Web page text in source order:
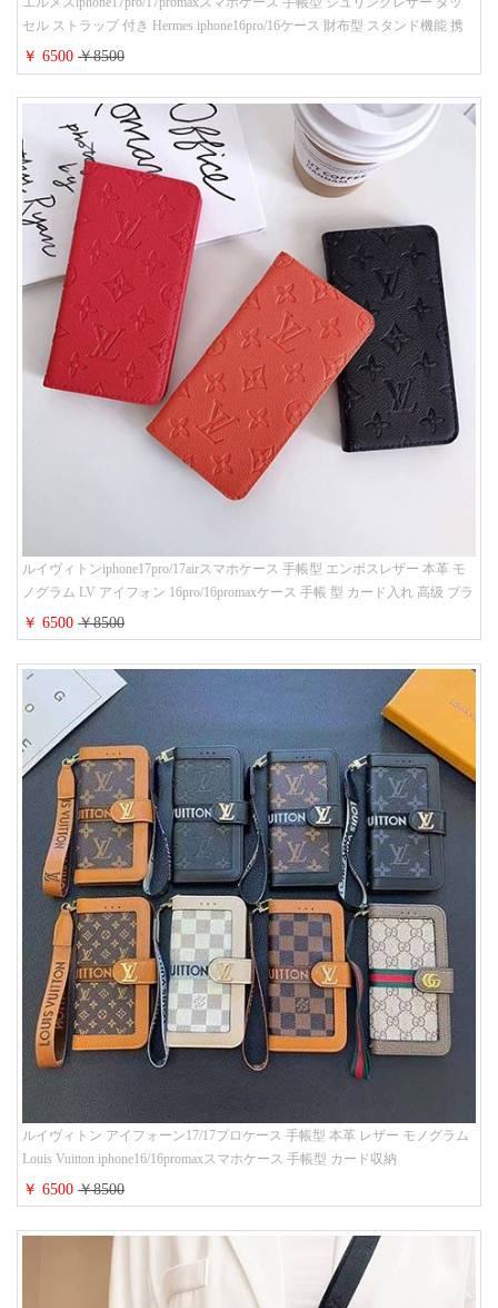
セル ストラップ 付き Hermes iphone16pro/16ケース 財布型 スタンド機能 携
帯カバー ハイ ブランド アイフォーン15/14/13ケース 手帳 レディース 人気
￥ 6500￥8500
ルイヴィトンiphone17pro/17airスマホケース 手帳型 エンボスレザー 本革 モ
ノグラム LV アイフォン 16pro/16promaxケース 手帳 型 カード入れ 高级 ブラ
ンド iPhone 15/14/13 proケース 手帳型 男女通用 大人かわいい
￥ 6500￥8500
ルイヴィトン アイフォーン17/17プロケース 手帳型 本革 レザー モノグラム
Louis Vuitton iphone16/16promaxスマホケース 手帳型 カード収納
iphone15/14/13ケース ビジネス風 GUCCI galaxy s26/s25/s24ケース 手帳型 大
人 可愛い
￥ 6500￥8500